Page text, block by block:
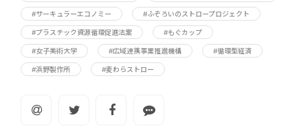
#サーキュラーエコノミー #ふぞろいのストロープロジェクト
#プラスチック資源循環促進法案 #もぐカップ
#女子美術大学 #広域連携事業推進機構 #循環型経済
#浜野製作所 #麦わらストロー